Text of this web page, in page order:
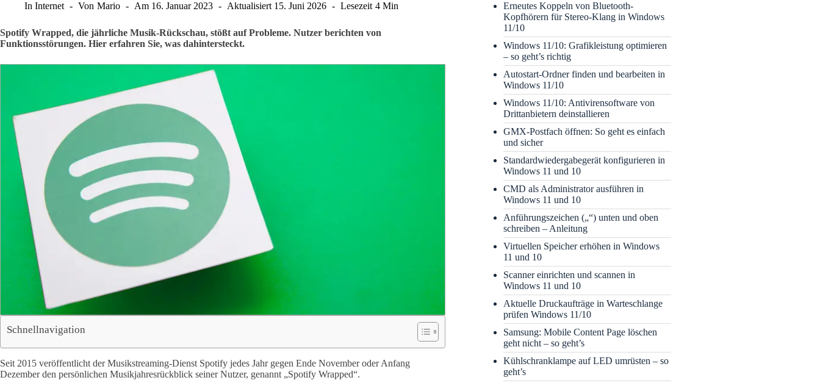
In Internet Von Mario Am 16. Januar 2023 Aktualisiert 15. Juni 2026 Lesezeit 4 Min
Spotify Wrapped, die jährliche Musik-Rückschau, stößt auf Probleme. Nutzer berichten von
Funktionsstörungen. Hier erfahren Sie, was dahintersteckt.
Schnellnavigation
Seit 2015 veröffentlicht der Musikstreaming-Dienst Spotify jedes Jahr gegen Ende November oder Anfang
Dezember den persönlichen Musikjahresrückblick seiner Nutzer, genannt „Spotify Wrapped“.
Erneutes Koppeln von Bluetooth-
Kopfhörern für Stereo-Klang in Windows
11/10
Windows 11/10: Grafikleistung optimieren
– so geht’s richtig
Autostart-Ordner finden und bearbeiten in
Windows 11/10
Windows 11/10: Antivirensoftware von
Drittanbietern deinstallieren
GMX-Postfach öffnen: So geht es einfach
und sicher
Standardwiedergabegerät konfigurieren in
Windows 11 und 10
CMD als Administrator ausführen in
Windows 11 und 10
Anführungszeichen („“) unten und oben
schreiben – Anleitung
Virtuellen Speicher erhöhen in Windows
11 und 10
Scanner einrichten und scannen in
Windows 11 und 10
Aktuelle Druckaufträge in Warteschlange
prüfen Windows 11/10
Samsung: Mobile Content Page löschen
geht nicht – so geht’s
Kühlschranklampe auf LED umrüsten – so
geht’s